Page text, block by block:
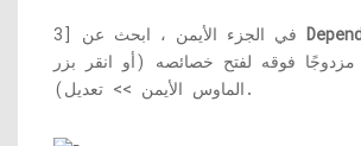
مزدوجًا فوقه لفتح خصائصه (أو انقر بزر
الماوس الأيمن >> تعديل).